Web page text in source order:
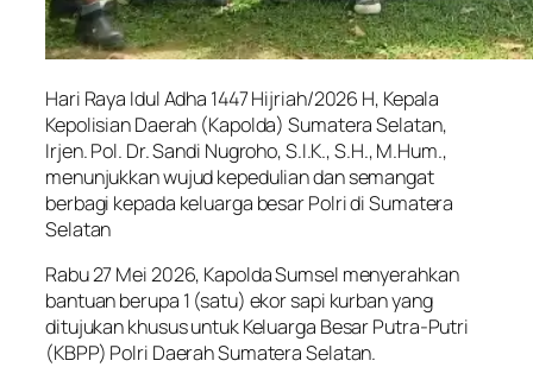
Hari Raya Idul Adha 1447 Hijriah/2026 H, Kepala
Kepolisian Daerah (Kapolda) Sumatera Selatan,
Irjen. Pol. Dr. Sandi Nugroho, S.I.K., S.H., M.Hum.,
menunjukkan wujud kepedulian dan semangat
berbagi kepada keluarga besar Polri di Sumatera
Selatan
Rabu 27 Mei 2026, Kapolda Sumsel menyerahkan
bantuan berupa 1 (satu) ekor sapi kurban yang
ditujukan khusus untuk Keluarga Besar Putra-Putri
(KBPP) Polri Daerah Sumatera Selatan.